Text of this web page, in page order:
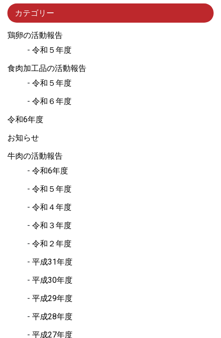
カテゴリー
鶏卵の活動報告
令和５年度
食肉加工品の活動報告
令和５年度
令和６年度
令和6年度
お知らせ
牛肉の活動報告
令和6年度
令和５年度
令和４年度
令和３年度
令和２年度
平成31年度
平成30年度
平成29年度
平成28年度
平成27年度